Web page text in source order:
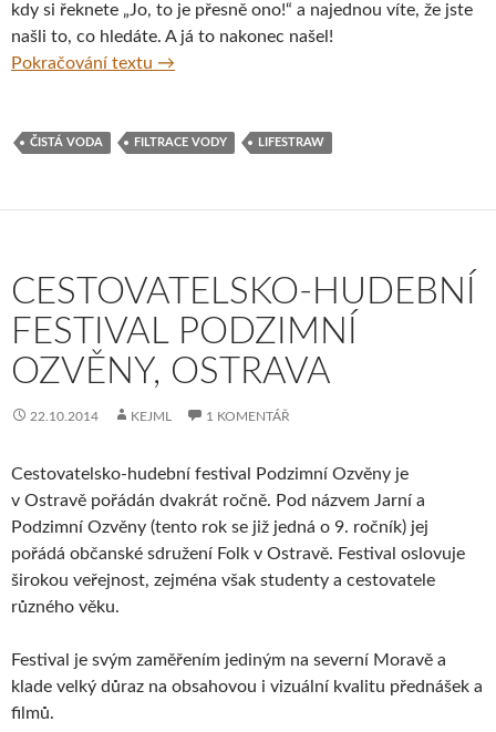
kdy si řeknete „Jo, to je přesně ono!“ a najednou víte, že jste
našli to, co hledáte. A já to nakonec našel!
Pokračování textu Už se nemusíte bát špinavé vody. Napít se
→
ČISTÁ VODA FILTRACE VODY LIFESTRAW
CESTOVATELSKO-HUDEBNÍ
FESTIVAL PODZIMNÍ
OZVĚNY, OSTRAVA
22.10.2014 KEJML 1 KOMENTÁŘ
Cestovatelsko-hudební festival Podzimní Ozvěny je
v Ostravě pořádán dvakrát ročně. Pod názvem Jarní a
Podzimní Ozvěny (tento rok se již jedná o 9. ročník) jej
pořádá občanské sdružení Folk v Ostravě. Festival oslovuje
širokou veřejnost, zejména však studenty a cestovatele
různého věku.
Festival je svým zaměřením jediným na severní Moravě a
klade velký důraz na obsahovou i vizuální kvalitu přednášek a
filmů.